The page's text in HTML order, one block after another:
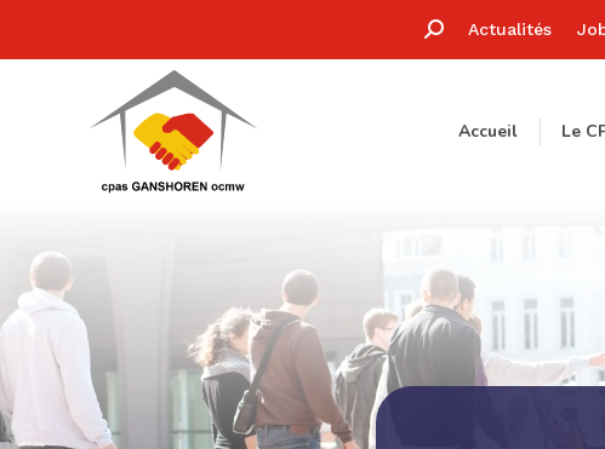
Recherche
Actualités
Accueil Le